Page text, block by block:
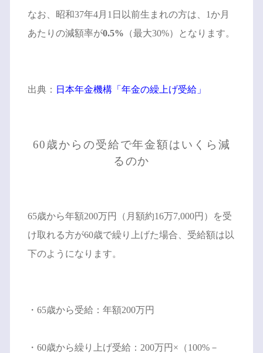
なお、昭和37年4月1日以前生まれの方は、1か月
あたりの減額率が0.5% （最大30%）となります。
出典： 日本年金機構「年金の繰上げ受給」
60歳からの受給で年金額はいくら減
るのか
65歳から年額200万円（月額約16万7,000円）を受
け取れる方が60歳で繰り上げた場合、受給額は以
下のようになります。
・65歳から受給：年額200万円
・60歳から繰り上げ受給：200万円×（100%－